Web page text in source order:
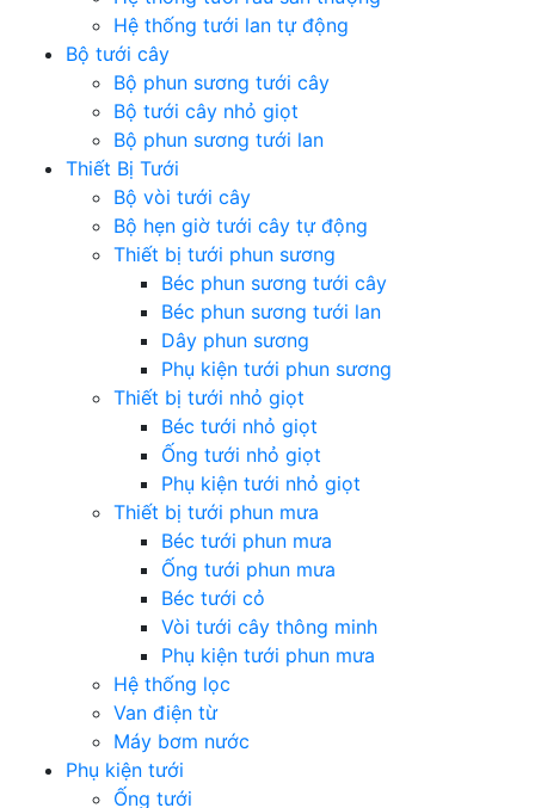
Hệ thống tưới lan tự động
Bộ tưới cây
Bộ phun sương tưới cây
Bộ tưới cây nhỏ giọt
Bộ phun sương tưới lan
Thiết Bị Tưới
Bộ vòi tưới cây
Bộ hẹn giờ tưới cây tự động
Thiết bị tưới phun sương
Béc phun sương tưới cây
Béc phun sương tưới lan
Dây phun sương
Phụ kiện tưới phun sương
Thiết bị tưới nhỏ giọt
Béc tưới nhỏ giọt
Ống tưới nhỏ giọt
Phụ kiện tưới nhỏ giọt
Thiết bị tưới phun mưa
Béc tưới phun mưa
Ống tưới phun mưa
Béc tưới cỏ
Vòi tưới cây thông minh
Phụ kiện tưới phun mưa
Hệ thống lọc
Van điện từ
Máy bơm nước
Phụ kiện tưới
Ống tưới